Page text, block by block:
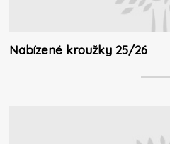
Nabízené kroužky 25/26